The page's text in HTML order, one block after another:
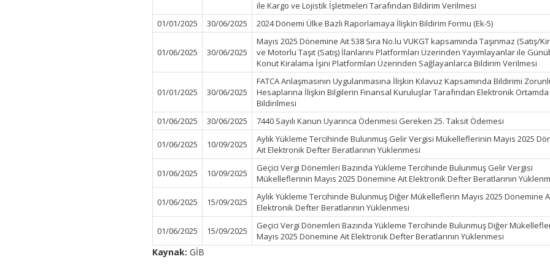
ile Kargo ve Lojistik İşletmeleri Tarafından Bildirim Verilmesi
01/01/2025
30/06/2025 2024 Dönemi Ülke Bazlı Raporlamaya İlişkin Bildirim Formu (Ek-5)
01/06/2025 30/06/2025
Mayıs 2025 Dönemine Ait 538 Sıra No.lu VUKGT kapsamında Taşınmaz (Satış/
ve Motorlu Taşıt (Satış) İlanlarını Platformları Üzerinden Yayımlayanlar ile
Konut Kiralama İşini Platformları Üzerinden Sağlayanlarca Bildirim Verilmesi
01/01/2025 30/06/2025
FATCA Anlaşmasının Uygulanmasına İlişkin Kılavuz Kapsamında Bildirimi
Hesaplarına İlişkin Bilgilerin Finansal Kuruluşlar Tarafından Elektronik Ortamda
Bildirilmesi
01/06/2025
30/06/2025 7440 Sayılı Kanun Uyarınca Ödenmesi Gereken 25. Taksit Ödemesi
01/06/2025 10/09/2025
Aylık Yükleme Tercihinde Bulunmuş Gelir Vergisi Mükelleflerinin Mayıs 2025
Ait Elektronik Defter Beratlarının Yüklenmesi
01/06/2025 10/09/2025
Geçici Vergi Dönemleri Bazında Yükleme Tercihinde Bulunmuş Gelir Vergisi
Mükelleflerinin Mayıs 2025 Dönemine Ait Elektronik Defter Beratlarının
01/06/2025 15/09/2025
Aylık Yükleme Tercihinde Bulunmuş Diğer Mükelleflerin Mayıs 2025 Dönemine
Elektronik Defter Beratlarının Yüklenmesi
01/06/2025 15/09/2025
Geçici Vergi Dönemleri Bazında Yükleme Tercihinde Bulunmuş Diğer
Mayıs 2025 Dönemine Ait Elektronik Defter Beratlarının Yüklenmesi
Kaynak: GİB